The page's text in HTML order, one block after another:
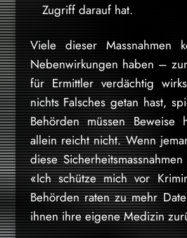
Zugriff darauf hat.
Viele dieser Massnahmen
Nebenwirkungen haben –
für Ermittler verdächtig
nichts Falsches getan hast,
Behörden müssen
allein reicht nicht. Wenn
diese
«Ich schütze mich vor
Behörden raten zu mehr
ihnen ihre eigene Medizin